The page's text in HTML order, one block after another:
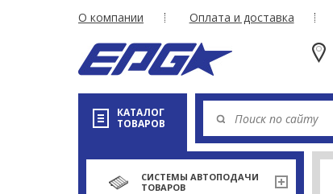
О компании Оплата и доставка
КАТАЛОГ
ТОВАРОВ
СИСТЕМЫ АВТОПОДАЧИ
ТОВАРОВ